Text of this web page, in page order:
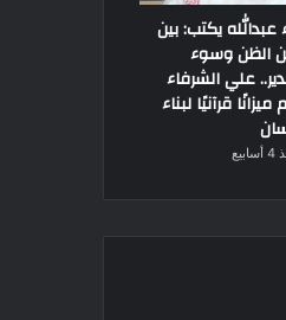
عبدالله يكتب: بين
الظن وسوء
علي الشرفاء
قرآنيًا لبناء